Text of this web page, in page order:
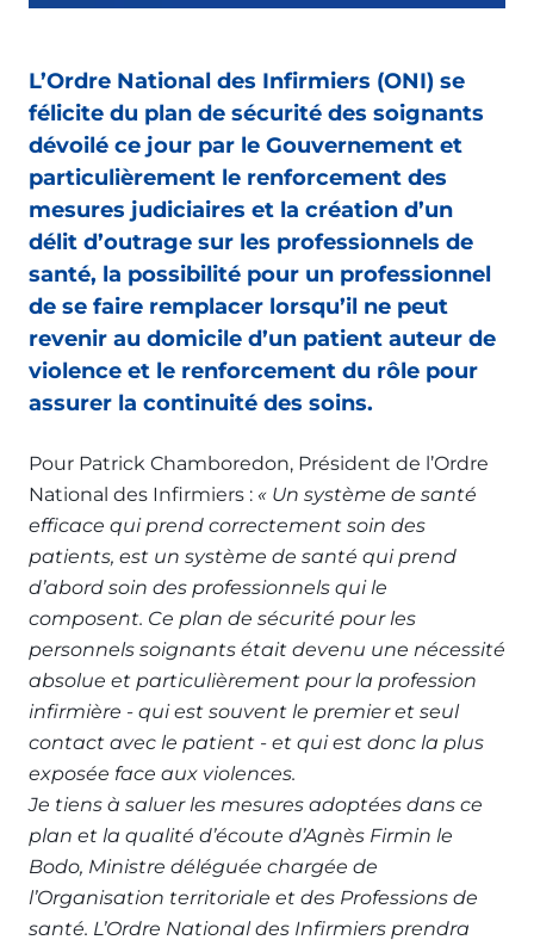
L’Ordre National des Infirmiers (ONI) se
félicite du plan de sécurité des soignants
dévoilé ce jour par le Gouvernement et
particulièrement le renforcement des
mesures judiciaires et la création d’un
délit d’outrage sur les professionnels de
santé, la possibilité pour un professionnel
de se faire remplacer lorsqu’il ne peut
revenir au domicile d’un patient auteur de
violence et le renforcement du rôle pour
assurer la continuité des soins.
Pour Patrick Chamboredon, Président de l’Ordre
National des Infirmiers : « Un système de santé
efficace qui prend correctement soin des
patients, est un système de santé qui prend
d’abord soin des professionnels qui le
composent. Ce plan de sécurité pour les
personnels soignants était devenu une nécessité
absolue et particulièrement pour la profession
infirmière - qui est souvent le premier et seul
contact avec le patient - et qui est donc la plus
exposée face aux violences.
Je tiens à saluer les mesures adoptées dans ce
plan et la qualité d’écoute d’Agnès Firmin le
Bodo, Ministre déléguée chargée de
l’Organisation territoriale et des Professions de
santé. L’Ordre National des Infirmiers prendra